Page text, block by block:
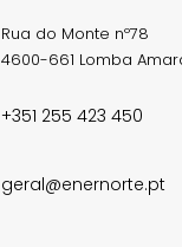
Rua do Monte nº78
4600-661 Lomba
+351 255 423 450
geral@enernorte.pt